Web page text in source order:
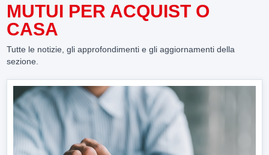
MUTUI PER ACQUIST O
CASA
Tutte le notizie, gli approfondimenti e gli aggiornamenti della
sezione.